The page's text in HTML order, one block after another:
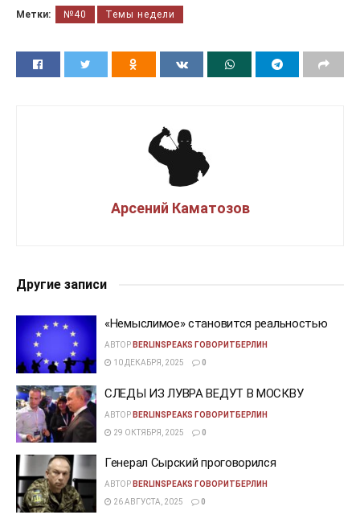
Метки: №40 Темы недели
Арсений Каматозов
Другие записи
«Немыслимое» становится реальностью
АВТОР BERLINSPEAKS ГОВОРИТБЕРЛИН
10 ДЕКАБРЯ, 2025
0
СЛЕДЫ ИЗ ЛУВРА ВЕДУТ В МОСКВУ
АВТОР BERLINSPEAKS ГОВОРИТБЕРЛИН
29 ОКТЯБРЯ, 2025
0
Генерал Сырский проговорился
АВТОР BERLINSPEAKS ГОВОРИТБЕРЛИН
26 АВГУСТА, 2025
0